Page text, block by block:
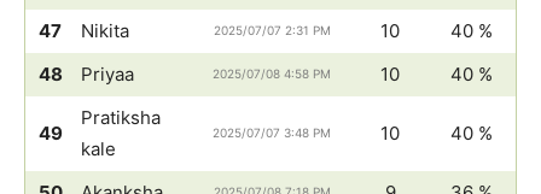
47 Nikita 2025/07/07 2:31 PM 10
40 %
48
Priyaa 2025/07/08 4:58 PM 10 40 %
49
Pratiksha
kale
2025/07/07 3:48 PM 10 40 %